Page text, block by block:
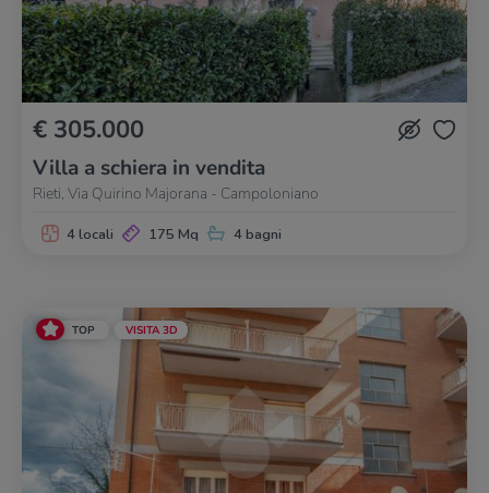
€ 305.000
Villa a schiera in vendita
Rieti, Via Quirino Majorana - Campoloniano
4 locali 175 Mq 4 bagni
TOP VISITA 3D